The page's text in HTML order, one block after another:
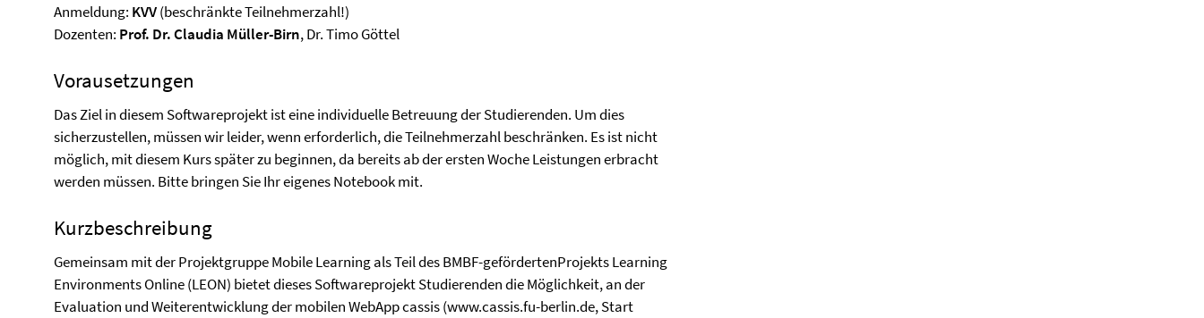
Anmeldung: KVV(beschränkte Teilnehmerzahl!)
Dozenten: Prof. Dr. Claudia Müller-Birn, Dr. Timo Göttel
Vorausetzungen
Das Ziel in diesem Softwareprojekt ist eine individuelle Betreuung der Studierenden. Um dies
sicherzustellen, müssen wir leider, wenn erforderlich, die Teilnehmerzahl beschränken. Es ist nicht
möglich, mit diesem Kurs später zu beginnen, da bereits ab der ersten Woche Leistungen erbracht
werden müssen. Bitte bringen Sie Ihr eigenes Notebook mit.
Kurzbeschreibung
Gemeinsam mit der Projektgruppe Mobile Learning als Teil des BMBF-gefördertenProjekts Learning
Environments Online (LEON) bietet dieses Softwareprojekt Studierenden die Möglichkeit, an der
Evaluation und Weiterentwicklung der mobilen WebApp cassis (www.cassis.fu-berlin.de, Start